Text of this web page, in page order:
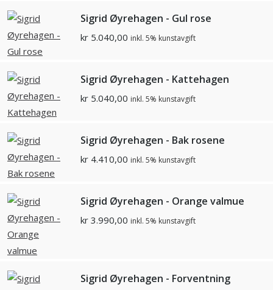
Sigrid Øyrehagen - Gul rose
kr 5.040,00 inkl. 5% kunstavgift
Sigrid Øyrehagen - Kattehagen
kr 5.040,00 inkl. 5% kunstavgift
Sigrid Øyrehagen - Bak rosene
kr 4.410,00 inkl. 5% kunstavgift
Sigrid Øyrehagen - Orange valmue
kr 3.990,00 inkl. 5% kunstavgift
Sigrid Øyrehagen - Forventning